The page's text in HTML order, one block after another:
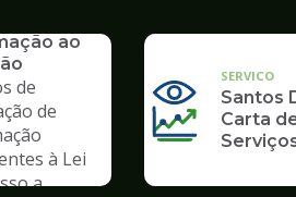
ao
de
de
à Lei
a
SERVICO
Santos
Carta